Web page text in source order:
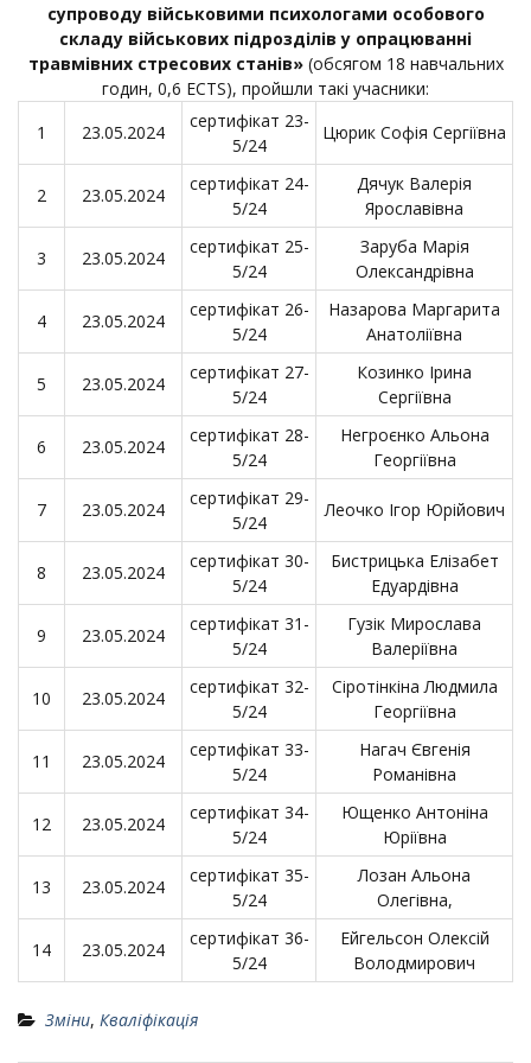
супроводу військовими психологами особового
складу військових підрозділів у опрацюванні
травмівних стресових станів» (обсягом 18 навчальних
годин, 0,6 ECTS), пройшли такі учасники:
1
23.05.2024
сертифікат 23-
5/24
Цюрик Софія Сергіївна
2 23.05.2024
сертифікат 24-
5/24
Дячук Валерія
Ярославівна
3 23.05.2024
сертифікат 25-
5/24
Заруба Марія
Олександрівна
4 23.05.2024
сертифікат 26-
5/24
Назарова Маргарита
Анатоліївна
5 23.05.2024
сертифікат 27-
5/24
Козинко Ірина
Сергіївна
6 23.05.2024
сертифікат 28-
5/24
Негроєнко Альона
Георгіївна
7 23.05.2024
сертифікат 29-
5/24
Леочко Ігор Юрійович
8 23.05.2024
сертифікат 30-
5/24
Бистрицька Елізабет
Едуардівна
9 23.05.2024
сертифікат 31-
5/24
Гузік Мирослава
Валеріївна
10 23.05.2024
сертифікат 32-
5/24
Сіротінкіна Людмила
Георгіївна
11 23.05.2024
сертифікат 33-
5/24
Нагач Євгенія
Романівна
12 23.05.2024
сертифікат 34-
5/24
Ющенко Антоніна
Юріївна
13 23.05.2024
сертифікат 35-
5/24
Лозан Альона
Олегівна,
14 23.05.2024
сертифікат 36-
5/24
Ейгельсон Олексій
Володмирович
Зміни, Кваліфікація